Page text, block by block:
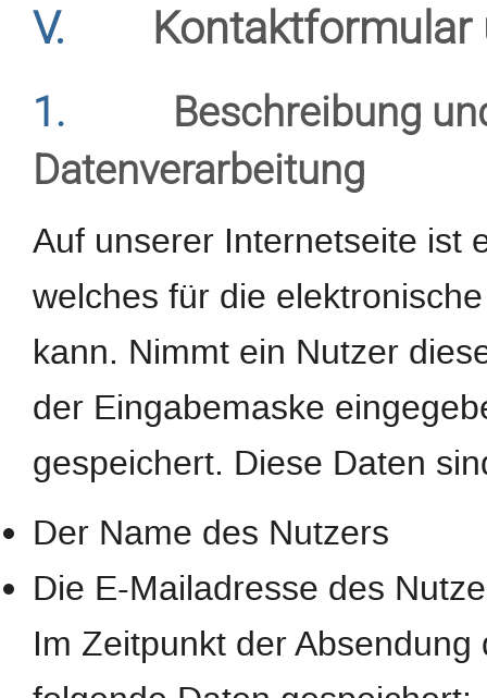
V. Kontaktformular
1.
Beschreibung
Datenverarbeitung
Auf unserer Internetseite ist
welches für die
kann. Nimmt ein Nutzer
der Eingabemaske
gespeichert. Diese Daten
Der Name des Nutzers
Die E-Mailadresse des
Im Zeitpunkt der